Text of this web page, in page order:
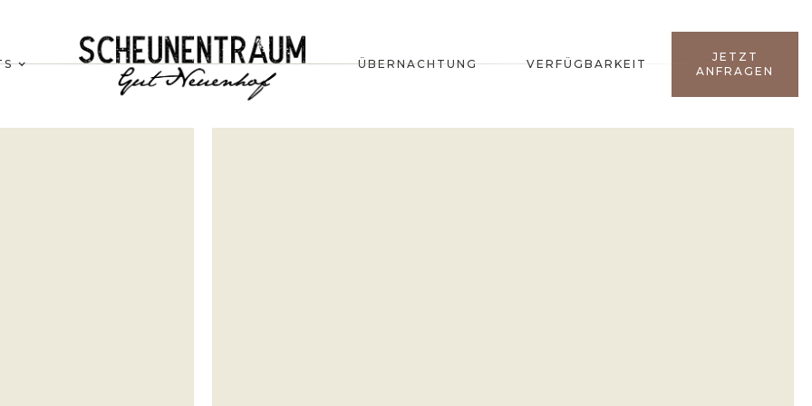
ÜBERNACHTUNG VERFÜGBARKEIT
JETZT
ANFRAGEN